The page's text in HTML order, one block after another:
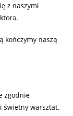
z naszymi
kończymy naszą
zgodnie
świetny warsztat.